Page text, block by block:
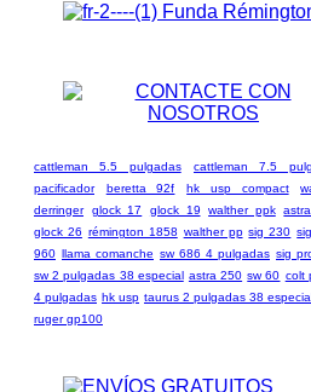
Funda
cattleman 5.5 pulgadas cattleman 7.5
pacificador
beretta 92f hk usp compact
derringer
glock 17 glock 19 walther ppk
glock 26 rémington 1858 walther pp sig 230
960 llama comanche sw 686 4 pulgadas sig
sw 2 pulgadas 38 especial astra 250 sw 60 colt
4 pulgadas hk usp taurus 2 pulgadas 38
ruger gp100